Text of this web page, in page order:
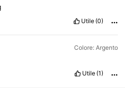
Utile (0)
Colore: Argento
Utile (1)